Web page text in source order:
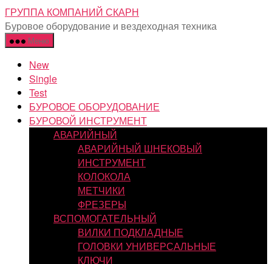
Перейти
к
содержимому
ГРУППА КОМПАНИЙ СКАРН
Буровое оборудование и вездеходная техника
Меню
New
Single
Test
БУРОВОЕ ОБОРУДОВАНИЕ
БУРОВОЙ ИНСТРУМЕНТ
АВАРИЙНЫЙ
АВАРИЙНЫЙ ШНЕКОВЫЙ
ИНСТРУМЕНТ
КОЛОКОЛА
МЕТЧИКИ
ФРЕЗЕРЫ
ВСПОМОГАТЕЛЬНЫЙ
ВИЛКИ ПОДКЛАДНЫЕ
ГОЛОВКИ УНИВЕРСАЛЬНЫЕ
КЛЮЧИ